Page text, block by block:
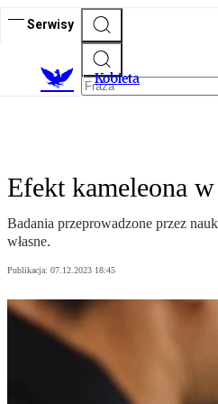
Serwisy
Kobieta
Efekt kameleona
Badania przeprowadzone przez
własne.
Publikacja: 07.12.2023 18:45